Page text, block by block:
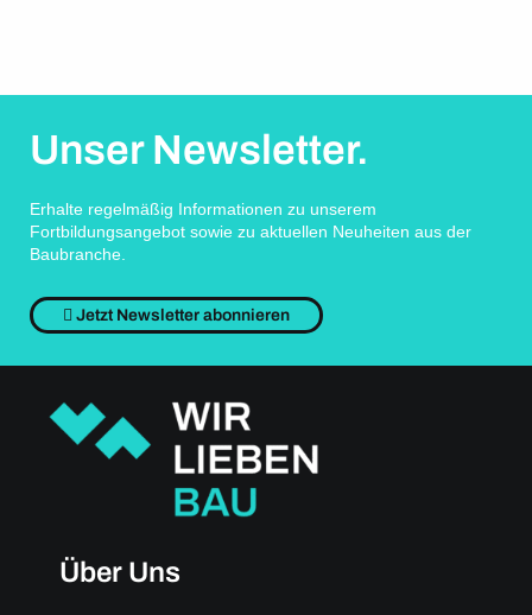
Unser Newsletter.
Erhalte regelmäßig Informationen zu unserem
Fortbildungsangebot sowie zu aktuellen Neuheiten aus der
Baubranche.
Jetzt Newsletter abonnieren
Über Uns